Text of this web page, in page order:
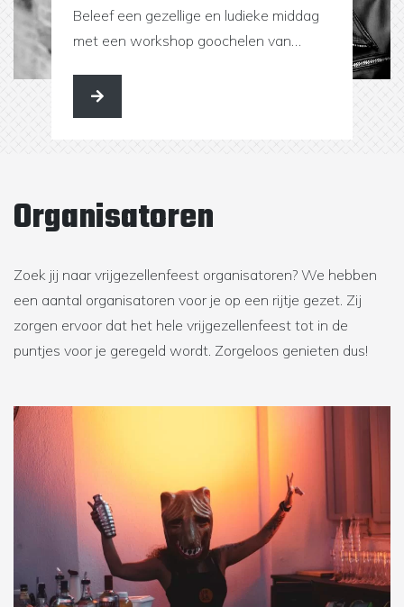
Beleef een gezellige en ludieke middag
met een workshop goochelen van
Organisatoren
Zoek jij naar vrijgezellenfeest organisatoren? We hebben
een aantal organisatoren voor je op een rijtje gezet. Zij
zorgen ervoor dat het hele vrijgezellenfeest tot in de
puntjes voor je geregeld wordt. Zorgeloos genieten dus!